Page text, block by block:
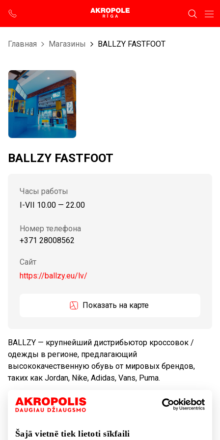
Šajā vietnē tiek lietoti sīkfaili
Главная Магазины BALLZY FASTFOOT
BALLZY FASTFOOT
Часы работы
I-VII 10.00 — 22.00
Номер телефона
+371 28008562
Сайт
https://ballzy.eu/lv/
Показать на карте
BALLZY — крупнейший дистрибьютор кроссовок /
одежды в регионе, предлагающий
высококачественную обувь от мировых брендов,
таких как Jordan, Nike, Adidas, Vans, Puma.
Tовары Обувь и галантерея
Товары для спорта и свободного времени